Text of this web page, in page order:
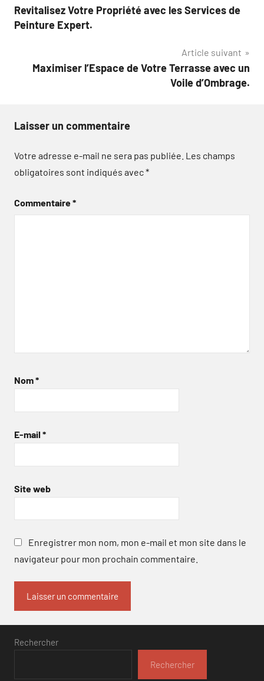
de
Revitalisez Votre Propriété avec les Services de
Peinture Expert.
Article suivant
Maximiser l’Espace de Votre Terrasse avec un
Voile d’Ombrage.
Laisser un commentaire
Votre adresse e-mail ne sera pas publiée. Les champs
obligatoires sont indiqués avec*
Commentaire*
Nom*
E-mail *
Site web
Enregistrer mon nom, mon e-mail et mon site dans le
navigateur pour mon prochain commentaire.
Rechercher
Rechercher